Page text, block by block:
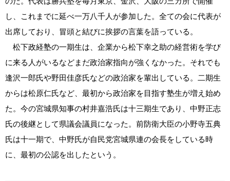
し、これまでに延べ一万八千人が参加した。全ての会に代表が
出席しており、冒頭と結びに挨拶の言葉を語っている。
松下政経塾の一期生は、企業から松下幸之助の経営術を学び
に来る人がいるなどまだ政治家指向が強くなかった。それでも
逢沢一郎氏や野田佳彦氏などの政治家を輩出している。二期生
からは松原仁氏など、最初から政治家を目指す塾生が増え始め
た。今の宮城県知事の村井嘉浩氏は十三期生であり、中野正志
氏の後継として県議会議員になった。前防衛大臣の小野寺五典
氏は十一期で、中野氏が自民党宮城県連の会長をしている時
に、最初の公認を出したという。